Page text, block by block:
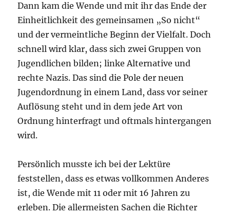
Dann kam die Wende und mit ihr das Ende der
Einheitlichkeit des gemeinsamen „So nicht“
und der vermeintliche Beginn der Vielfalt. Doch
schnell wird klar, dass sich zwei Gruppen von
Jugendlichen bilden; linke Alternative und
rechte Nazis. Das sind die Pole der neuen
Jugendordnung in einem Land, dass vor seiner
Auflösung steht und in dem jede Art von
Ordnung hinterfragt und oftmals hintergangen
wird.
Persönlich musste ich bei der Lektüre
feststellen, dass es etwas vollkommen Anderes
ist, die Wende mit 11 oder mit 16 Jahren zu
erleben. Die allermeisten Sachen die Richter